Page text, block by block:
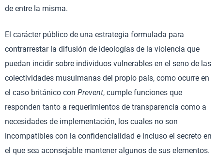
de entre la misma.
El carácter público de una estrategia formulada para
contrarrestar la difusión de ideologías de la violencia que
puedan incidir sobre individuos vulnerables en el seno de las
colectividades musulmanas del propio país, como ocurre en
el caso británico con Prevent, cumple funciones que
responden tanto a requerimientos de transparencia como a
necesidades de implementación, los cuales no son
incompatibles con la confidencialidad e incluso el secreto en
el que sea aconsejable mantener algunos de sus elementos.